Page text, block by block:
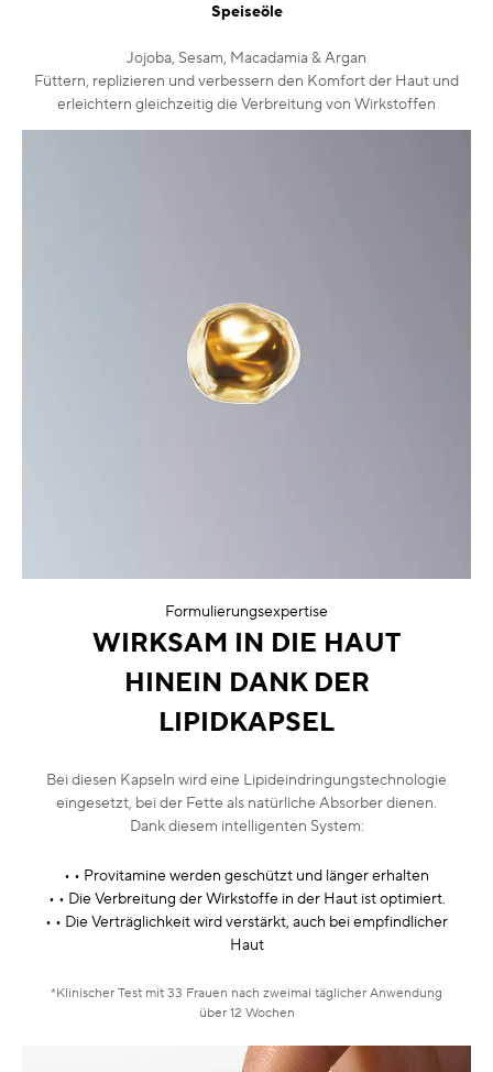
Speiseöle
Jojoba, Sesam, Macadamia & Argan
Füttern, replizieren und verbessern den Komfort der Haut und
erleichtern gleichzeitig die Verbreitung von Wirkstoffen
Formulierungsexpertise
WIRKSAM IN DIE HAUT
HINEIN DANK DER
LIPIDKAPSEL
Bei diesen Kapseln wird eine Lipideindringungstechnologie
eingesetzt, bei der Fette als natürliche Absorber dienen.
Dank diesem intelligenten System:
• • Provitamine werden geschützt und länger erhalten
• • Die Verbreitung der Wirkstoffe in der Haut ist optimiert.
• • Die Verträglichkeit wird verstärkt, auch bei empfindlicher
Haut
*Klinischer Test mit 33 Frauen nach zweimal täglicher Anwendung
über 12 Wochen